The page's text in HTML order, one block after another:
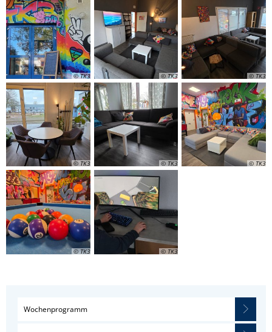
© TK3 © TK3 © TK3
© TK3 © TK3 © TK3
© TK3 © TK3
Wochenprogramm